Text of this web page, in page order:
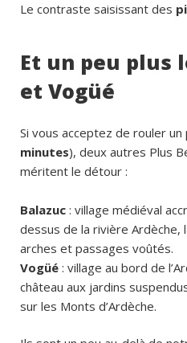
Le contraste saisissant des
Et un peu plus
et Vogüé
Si vous acceptez de rouler un
minutes), deux autres Plus
méritent le détour :
Balazuc : village médiéval
dessus de la rivière Ardèche,
arches et passages voûtés.
Vogüé : village au bord de
château aux jardins
sur les Monts d’Ardèche.